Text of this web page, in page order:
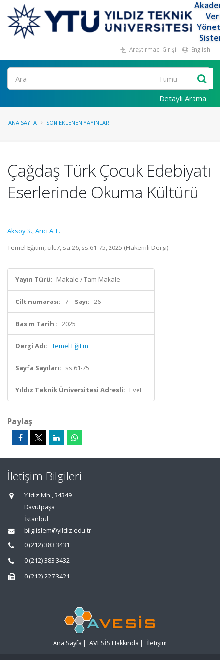
Araştırmacı Girişi English
Ara
Detaylı Arama
ANA SAYFA SON EKLENEN YAYINLAR
Çağdaş Türk Çocuk Edebiyatı
Eserlerinde Okuma Kültürü
Aksoy S.,Arıcı A. F.
Temel Eğitim, cilt.7, sa.26, ss.61-75, 2025 (Hakemli Dergi)
Yayın Türü: Makale / Tam Makale
Cilt numarası: 7 Sayı: 26
Basım Tarihi: 2025
Dergi Adı: Temel Eğitim
Sayfa Sayıları: ss.61-75
Yıldız Teknik Üniversitesi Adresli: Evet
Paylaş
İletişim Bilgileri
Yıldız Mh., 34349
Davutpaşa
İstanbul
bilgiislem@yildiz.edu.tr
0 (212) 383 3431
0 (212) 383 3432
0 (212) 227 3421
Ana Sayfa | AVESİS Hakkında | İletişim